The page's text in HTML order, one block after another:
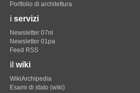
Portfolio di architettura
i servizi
Newsletter 07nl
Newsletter 01pa
Feed RSS
il wiki
WikiArchipedia
Esami di stato (wiki)